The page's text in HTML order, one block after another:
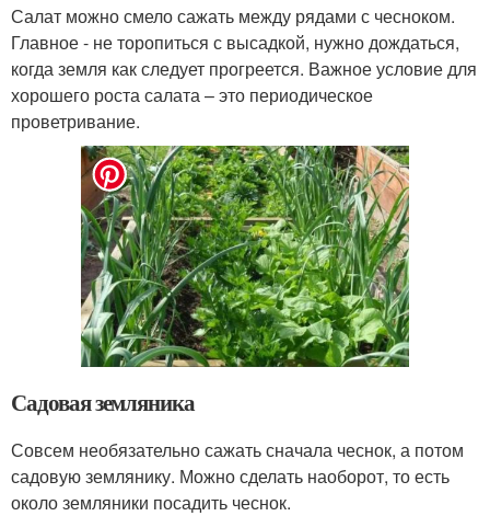
Салат можно смело сажать между рядами с чесноком.
Главное - не торопиться с высадкой, нужно дождаться,
когда земля как следует прогреется. Важное условие для
хорошего роста салата – это периодическое
проветривание.
Садовая земляника
Совсем необязательно сажать сначала чеснок, а потом
садовую землянику. Можно сделать наоборот, то есть
около земляники посадить чеснок.